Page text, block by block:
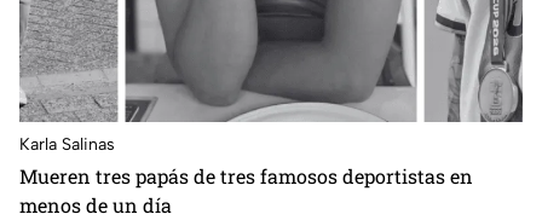
Karla Salinas
Mueren tres papás de tres famosos deportistas en
menos de un día